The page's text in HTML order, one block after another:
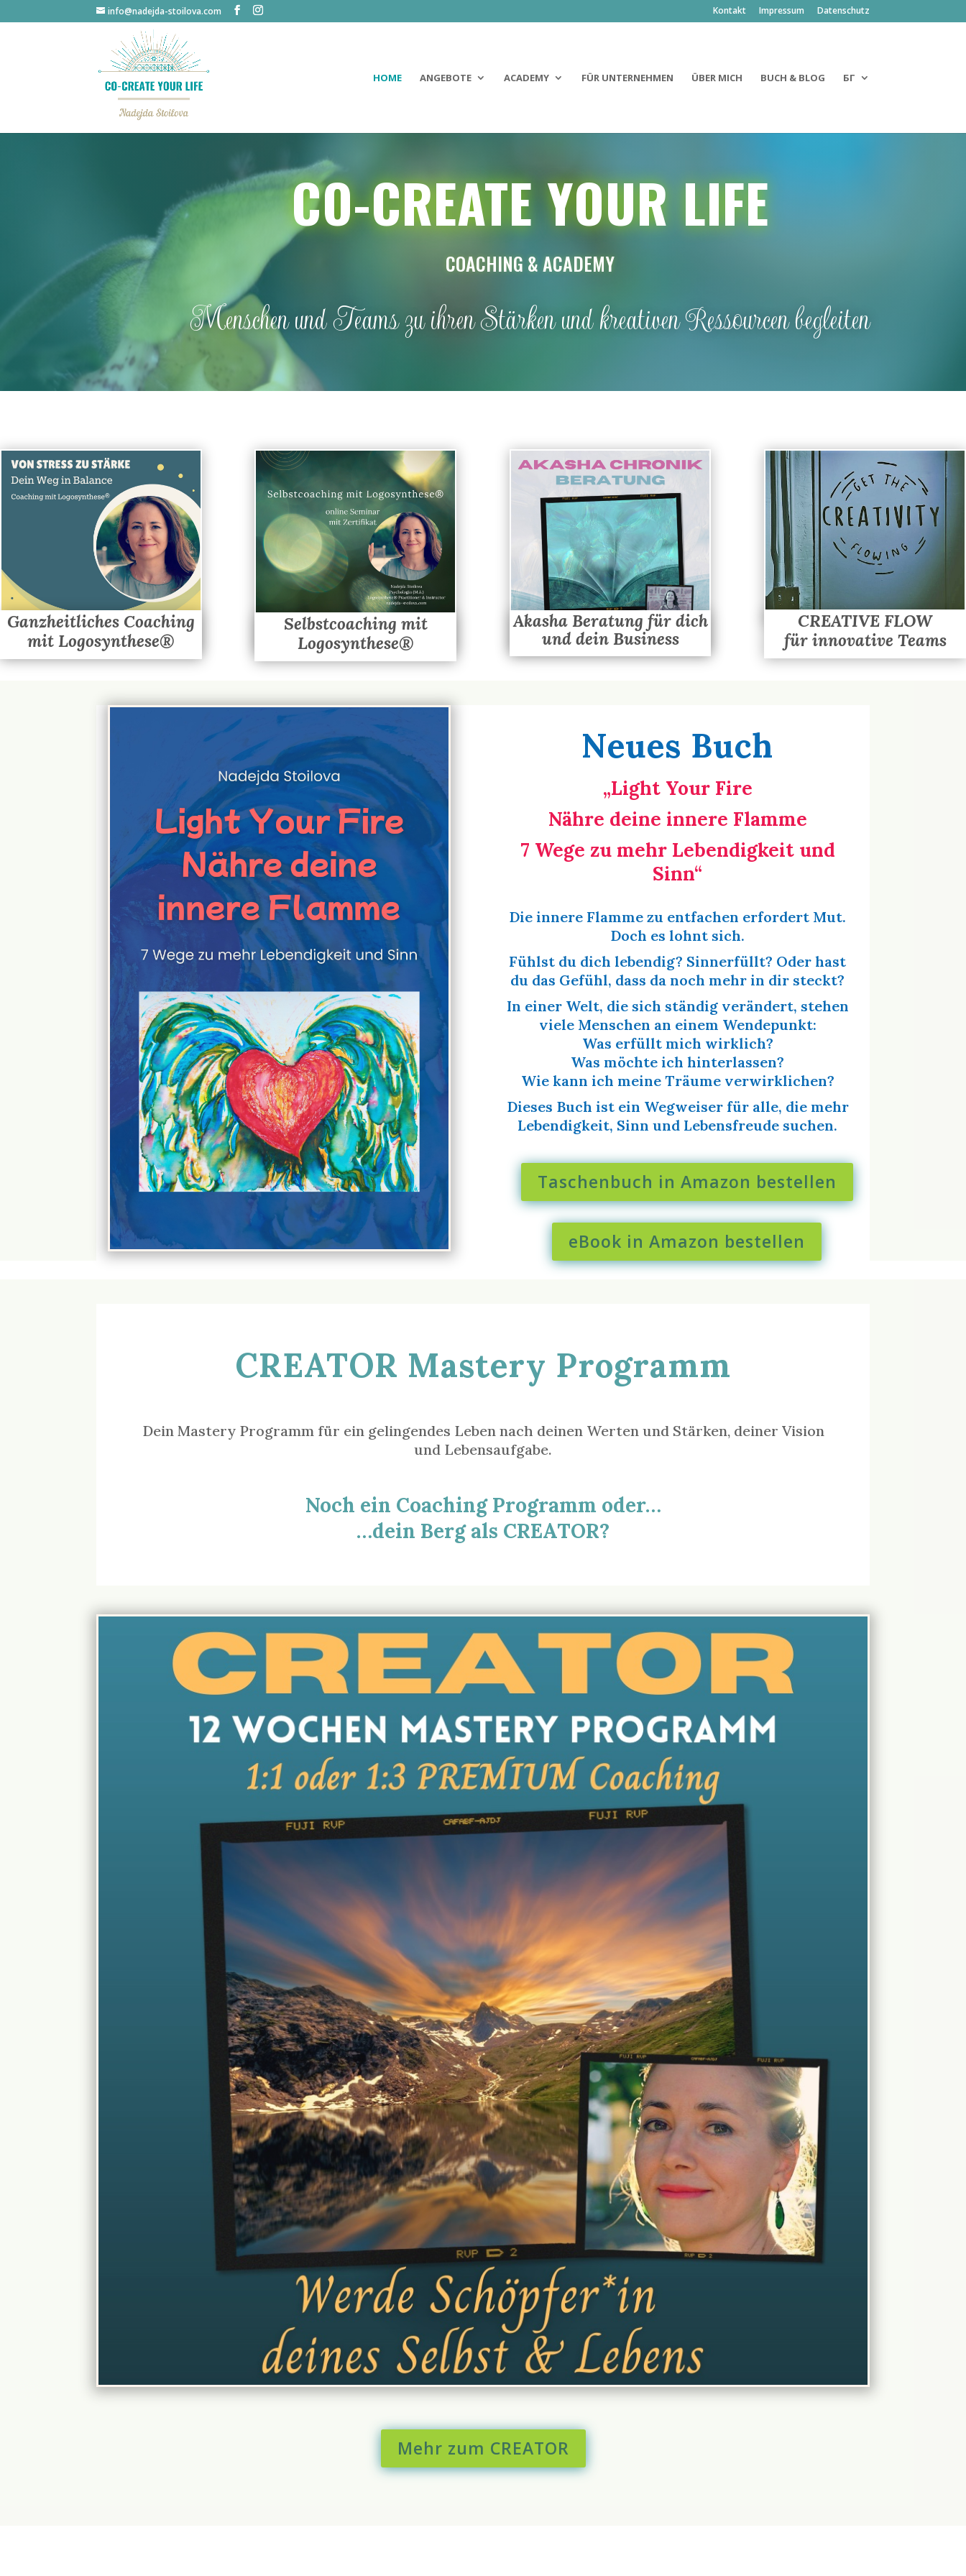
info@nadejda-stoilova.com Kontakt Impressum Datenschutz
HOME ANGEBOTE ACADEMY FÜR UNTERNEHMEN ÜBER MICH BUCH & BLOG БГ
CO-CREATE YOUR LIFE
COACHING & ACADEMY
Menschen und Teams zu ihren Stärken und kreativen Ressourcen begleiten
Ganzheitliches Coaching
mit Logosynthese®
Selbstcoaching mit
Logosynthese®
Akasha Beratung für dich
und dein Business
CREATIVE FLOW
für innovative Teams
Neues Buch
„Light Your Fire
Nähre deine innere Flamme
7 Wege zu mehr Lebendigkeit und
Sinn“
Die innere Flamme zu entfachen erfordert Mut.
Doch es lohnt sich.
Fühlst du dich lebendig? Sinnerfüllt? Oder hast
du das Gefühl, dass da noch mehr in dir steckt?
In einer Welt, die sich ständig verändert, stehen
viele Menschen an einem Wendepunkt:
Was erfüllt mich wirklich?
Was möchte ich hinterlassen?
Wie kann ich meine Träume verwirklichen?
Dieses Buch ist ein Wegweiser für alle, die mehr
Lebendigkeit, Sinn und Lebensfreude suchen.
Taschenbuch in Amazon bestellen
eBook in Amazon bestellen
CREATOR Mastery Programm
Dein Mastery Programm für ein gelingendes Leben nach deinen Werten und Stärken, deiner Vision
und Lebensaufgabe.
Noch ein Coaching Programm oder…
…dein Berg als CREATOR?
Mehr zum CREATOR